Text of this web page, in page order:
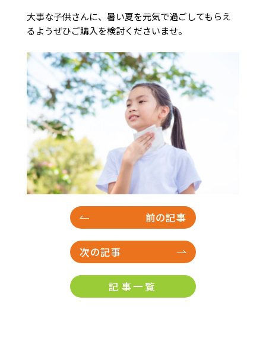
大事な子供さんに、暑い夏を元気で過ごしてもらえ
るようぜひご購入を検討くださいませ。
前の記事
記事一覧
次の記事
2 3 4 5
9 10 11 12
17 18 19
23 24 25 26
30